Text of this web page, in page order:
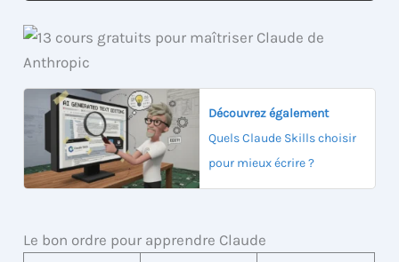
Découvrez également
Quels Claude Skills choisir
pour mieux écrire ?
Le bon ordre pour apprendre Claude